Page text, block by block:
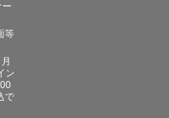
等
ン
で